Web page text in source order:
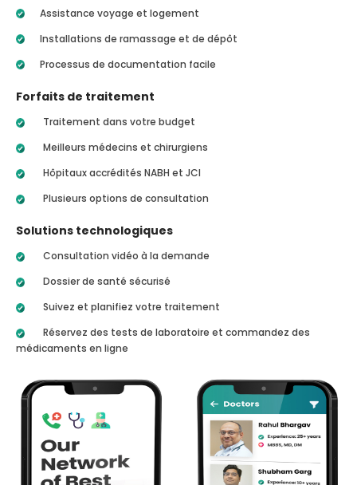
Assistance voyage et logement
Installations de ramassage et de dépôt
Processus de documentation facile
Forfaits de traitement
Traitement dans votre budget
Meilleurs médecins et chirurgiens
Hôpitaux accrédités NABH et JCI
Plusieurs options de consultation
Solutions technologiques
Consultation vidéo à la demande
Dossier de santé sécurisé
Suivez et planifiez votre traitement
Réservez des tests de laboratoire et commandez des
médicaments en ligne